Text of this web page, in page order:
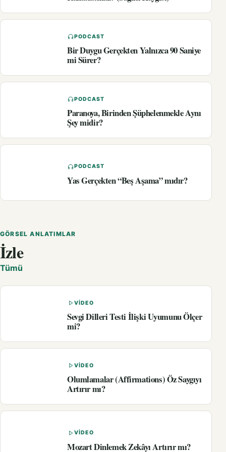
PODCAST
Bir Duygu Gerçekten Yalnızca 90 Saniye
mi Sürer?
PODCAST
Paranoya, Birinden Şüphelenmekle Aynı
Şey midir?
PODCAST
Yas Gerçekten “Beş Aşama” mıdır?
GÖRSEL ANLATIMLAR
İzle
Tümü
VIDEO
Sevgi Dilleri Testi İlişki Uyumunu Ölçer
mi?
VIDEO
Olumlamalar (Affirmations) Öz Saygıyı
Artırır mı?
VIDEO
Mozart Dinlemek Zekâyı Artırır mı?